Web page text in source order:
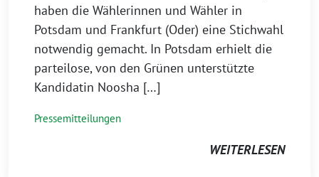
haben die Wählerinnen und Wähler in
Potsdam und Frankfurt (Oder) eine Stichwahl
notwendig gemacht. In Potsdam erhielt die
parteilose, von den Grünen unterstützte
Kandidatin Noosha […]
Pressemitteilungen
WEITERLESEN